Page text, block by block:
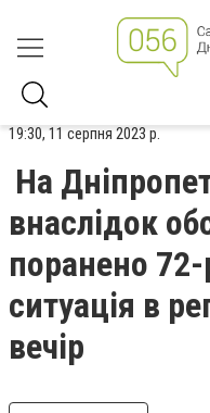
19:30, 11 серпня 2023 р.
На
внаслідок
поранено 72-
ситуація в
вечір